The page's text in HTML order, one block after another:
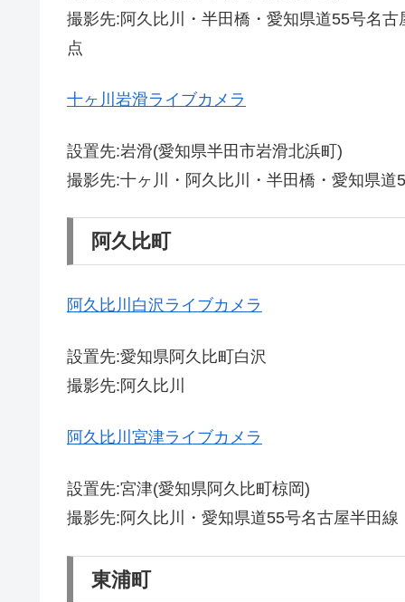
撮影先:阿久比川・半田橋・愛知県道55号名
点
十ヶ川岩滑ライブカメラ
設置先:岩滑(愛知県半田市岩滑北浜町)
撮影先:十ヶ川・阿久比川・半田橋・愛知県道
阿久比町
阿久比川白沢ライブカメラ
設置先:愛知県阿久比町白沢
撮影先:阿久比川
阿久比川宮津ライブカメラ
設置先:宮津(愛知県阿久比町椋岡)
撮影先:阿久比川・愛知県道55号名古屋半田線
東浦町